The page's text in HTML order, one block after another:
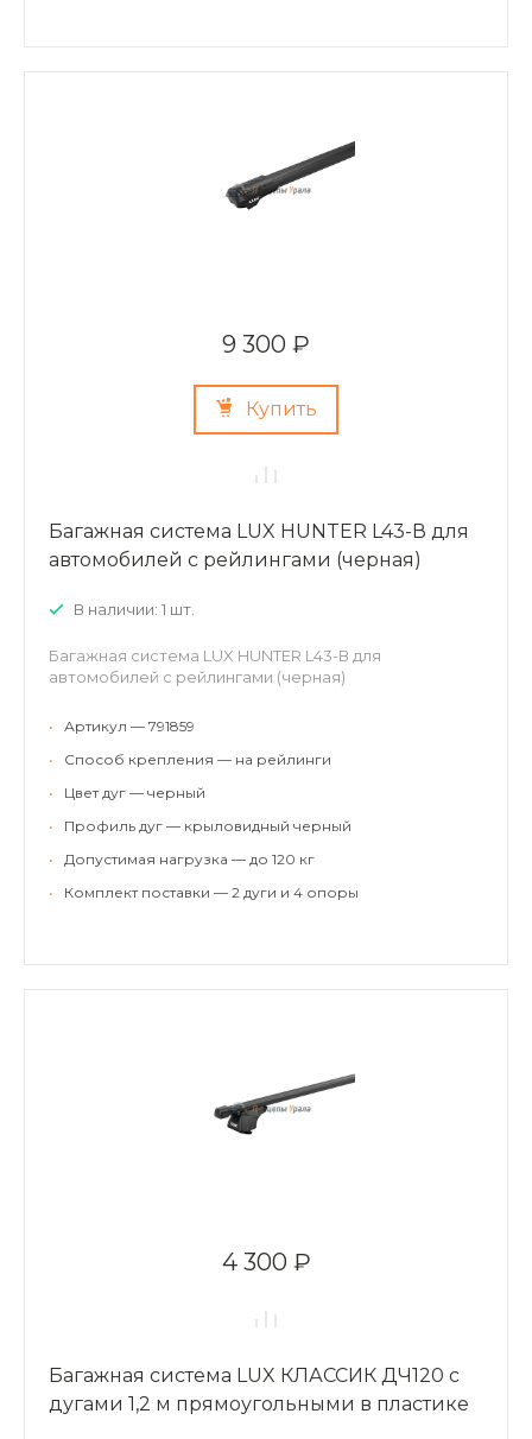
9 300 ₽
Купить
Багажная система LUX HUNTER L43-В для
автомобилей с рейлингами (черная)
В наличии: 1 шт.
Багажная система LUX HUNTER L43-В для
автомобилей с рейлингами (черная)
•
Артикул — 791859
•
Способ крепления — на рейлинги
•
Цвет дуг — черный
•
Профиль дуг — крыловидный черный
•
Допустимая нагрузка — до 120 кг
•
Комплект поставки — 2 дуги и 4 опоры
4 300 ₽
Багажная система LUX КЛАССИК ДЧ120 с
дугами 1,2 м прямоугольными в пластике